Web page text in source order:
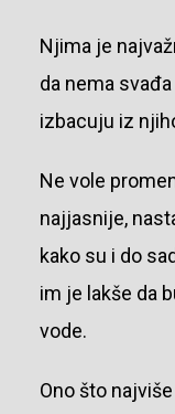
Njima je
da nema
izbacuju iz
Ne vole
najjasnije,
kako su i do
im je lakše da
vode.
Ono što